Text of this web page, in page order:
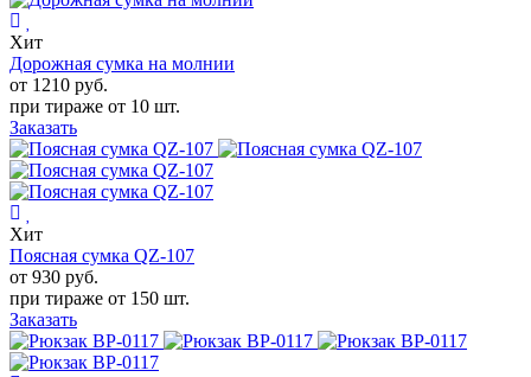
Хит
Дорожная сумка на молнии
от 1210 руб.
при тираже от 10 шт.
Заказать
Хит
Поясная сумка QZ-107
от 930 руб.
при тираже от 150 шт.
Заказать